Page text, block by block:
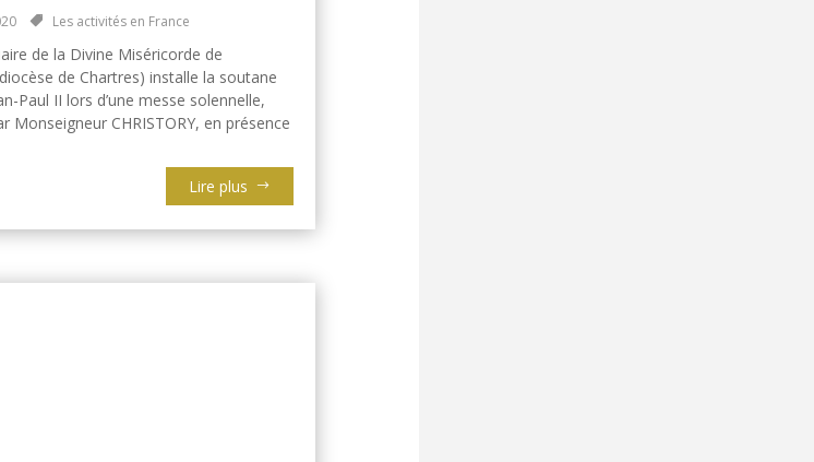
Les activités en France
de la Divine Miséricorde de
de Chartres) installe la soutane
Paul II lors d’une messe solennelle,
Monseigneur CHRISTORY, en présence
Lire plus